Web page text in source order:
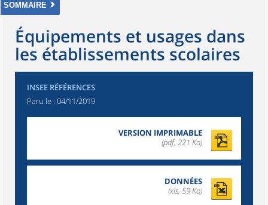
SOMMAIRE
Équipements et usages dans
les établissements scolaires
INSEE RÉFÉRENCES
Paru le : 04/11/2019
VERSION IMPRIMABLE
(pdf, 221 Ko)
DONNÉES
(xls, 59 Ko)